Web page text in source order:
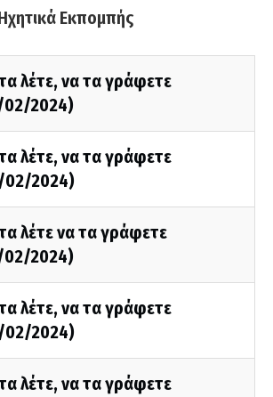
Εκπομπής
λέτε, να τα γράφετε
02/2024)
λέτε, να τα γράφετε
02/2024)
λέτε να τα γράφετε
02/2024)
λέτε, να τα γράφετε
02/2024)
λέτε, να τα γράφετε